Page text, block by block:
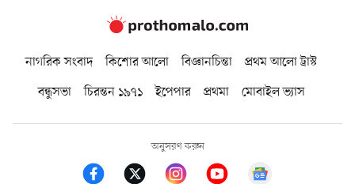
নাগরিক সংবাদ কিশোর আলো বিজ্ঞানচিন্তা
প্রথম আলো ট্রাস্ট
বন্ধুসভা
চিরন্তন ১৯৭১ ইপেপার প্রথমা মোবাইল ভ্যাস
অনুসরণ করুন